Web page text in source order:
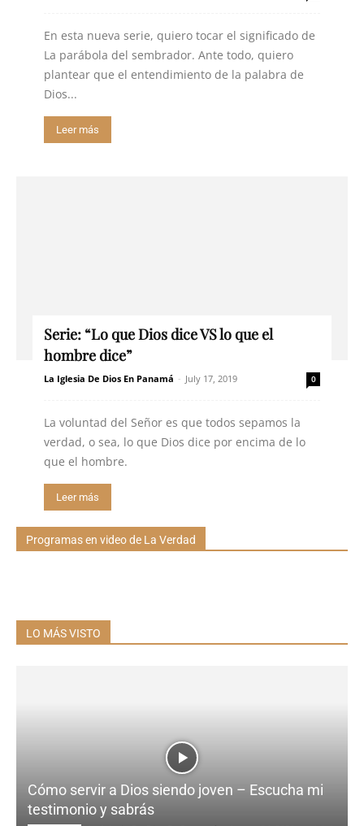
En esta nueva serie, quiero tocar el significado de
La parábola del sembrador. Ante todo, quiero
plantear que el entendimiento de la palabra de
Dios...
Leer más
Serie: “Lo que Dios dice VS lo que el
hombre dice”
La Iglesia De Dios En Panamá - July 17, 2019 0
La voluntad del Señor es que todos sepamos la
verdad, o sea, lo que Dios dice por encima de lo
que el hombre.
Leer más
Programas en video de La Verdad
LO MÁS VISTO
Cómo servir a Dios siendo joven – Escucha mi
testimonio y sabrás